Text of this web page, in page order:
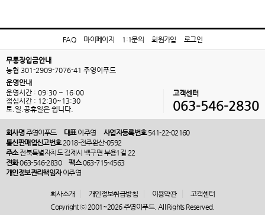
FAQ 마이페이지 1:1문의 회원가입 로그인
무통장입금안내
농협 301-2909-7076-41 주영이푸드
운영안내
운영시간 : 09:30 ~ 16:00
점심시간 : 12:30~13:30
토.일.공휴일은 쉽니다.
고객센터
063-546-2830
회사명주영이푸드 대표이주영 사업자등록번호541-22-02160
통신판매업신고번호2018-전주완산-0592
주소전북특별자치도 김제시 백구면 부용1길 22
전화063-546-2830 팩스063-715-4563
개인정보관리책임자이주영
회사소개 개인정보취급방침 이용약관
고객센터
Copyright ⓒ 2001~2026 주영이푸드. All Rights Reserved.